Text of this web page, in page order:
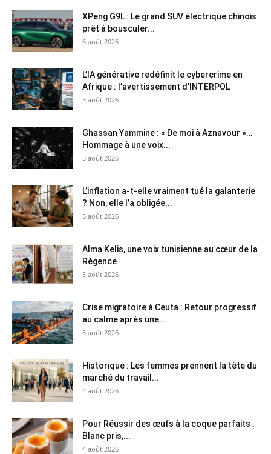
XPeng G9L : Le grand SUV électrique chinois
prêt à bousculer...
6 août 2026
L’IA générative redéfinit le cybercrime en
Afrique : l’avertissement d’INTERPOL
5 août 2026
Ghassan Yammine : « De moi à Aznavour »…
Hommage à une voix...
5 août 2026
L’inflation a-t-elle vraiment tué la galanterie
? Non, elle l’a obligée...
5 août 2026
Alma Kelis, une voix tunisienne au cœur de la
Régence
5 août 2026
Crise migratoire à Ceuta : Retour progressif
au calme après une...
5 août 2026
Historique : Les femmes prennent la tête du
marché du travail...
4 août 2026
Pour Réussir des œufs à la coque parfaits :
Blanc pris,...
4 août 2026